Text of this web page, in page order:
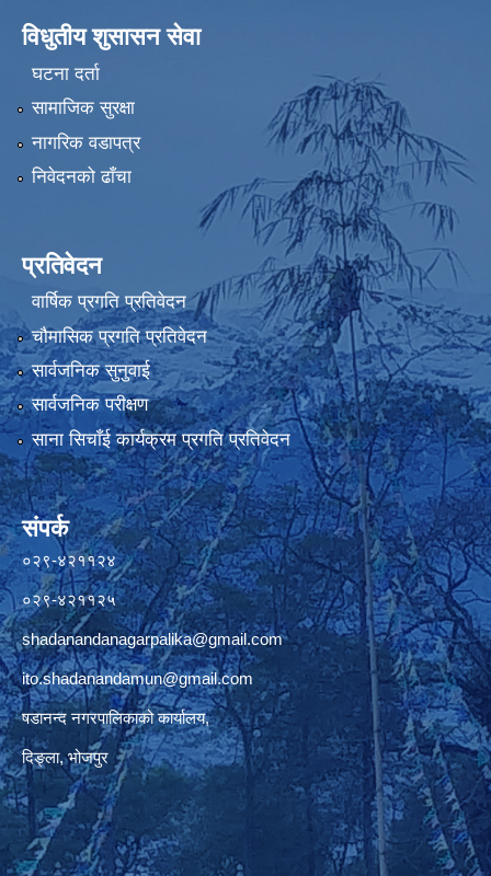
विधुतीय शुसासन सेवा
घटना दर्ता
सामाजिक सुरक्षा
नागरिक वडापत्र
निवेदनको ढाँचा
प्रतिवेदन
वार्षिक प्रगति प्रतिवेदन
चौमासिक प्रगति प्रतिवेदन
सार्वजनिक सुनुवाई
सार्वजनिक परीक्षण
साना सिचाँई कार्यक्रम प्रगति प्रतिवेदन
संपर्क
०२९-४२११२४
०२९-४२११२५
shadanandanagarpalika@gmail.com
ito.shadanandamun@gmail.com
षडानन्द नगरपालिकाको कार्यालय,
दिङ्ला, भोजपुर